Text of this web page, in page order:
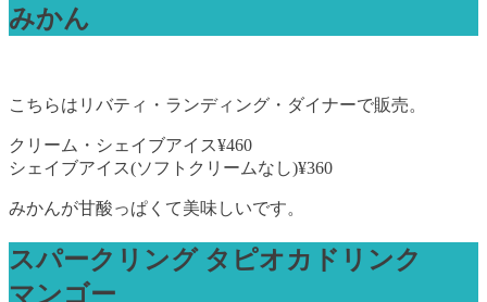
みかん
こちらはリバティ・ランディング・ダイナーで販売。
クリーム・シェイブアイス¥460
シェイブアイス(ソフトクリームなし)¥360
みかんが甘酸っぱくて美味しいです。
スパークリング タピオカドリンク
マンゴー